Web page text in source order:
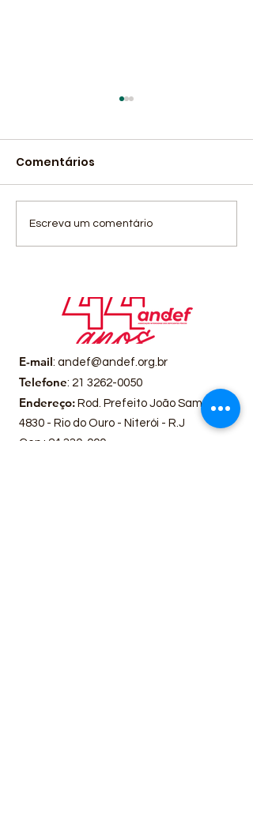
O primeiro dia de
competição no
da 1ª Divisão de
Basquete em Cadeira
de Rodas.
Comentários
Escreva um comentário
E-mail: andef@andef.org.br
Telefone: 21 3262-0050
Endereço: Rod. Prefeito João Sampaio
4830 - Rio do Ouro - Niterói - R.J
Cep.: 24.330-000